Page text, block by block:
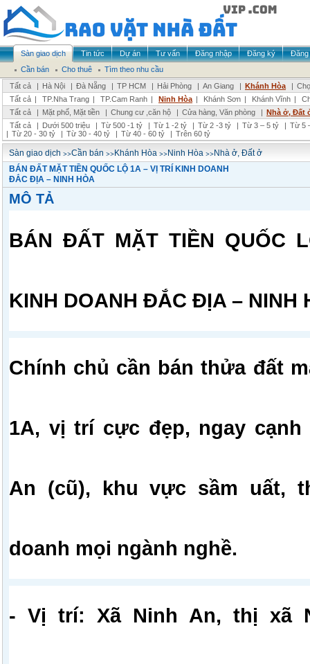
Sàn giao dịch Tin tức Dự án Tư vấn Đăng nhập Đăng ký
Đăng
Cần bán
Cho thuê
Tìm theo nhu cầu
Tất cả
| Hà Nội | Đà Nẵng | TP HCM | Hải Phòng | An Giang | Khánh Hòa |
Tất cả | TP.Nha Trang | TP.Cam Ranh | Ninh Hòa | Khánh Sơn | Khánh Vĩnh |
Tất cả
| Mặt phố, Mặt tiền | Chung cư ,căn hộ | Cửa hàng, Văn phòng | Nhà ở, Đất
Tất cả
| Dưới 500 triệu | Từ 500 -1 tỷ | Từ 1 -2 tỷ | Từ 2 -3 tỷ | Từ 3 – 5 tỷ | Từ 5
| Từ 20 - 30 tỷ | Từ 30 - 40 tỷ | Từ 40 - 60 tỷ | Trên 60 tỷ
Sàn giao dịch >>Cần bán >>Khánh Hòa >>Ninh Hòa >>Nhà ở, Đất ở
BÁN ĐẤT MẶT TIỀN QUỐC LỘ 1A – VỊ TRÍ KINH DOANH
ĐẮC ĐỊA – NINH HÒA
MÔ TẢ
BÁN ĐẤT MẶT TIỀN QUỐC
KINH DOANH ĐẮC ĐỊA – NINH
Chính chủ cần bán thửa đất
1A, vị trí cực đẹp, ngay cạnh
An (cũ), khu vực sầm uất,
doanh mọi ngành nghề.
- Vị trí: Xã Ninh An, thị xã